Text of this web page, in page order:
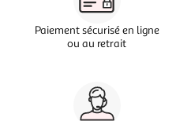
Paiement sécurisé en ligne
ou au retrait